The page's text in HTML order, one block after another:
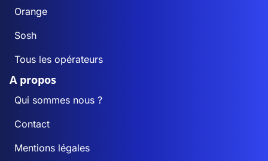
Orange
Sosh
Tous les opérateurs
A propos
Qui sommes nous ?
Contact
Mentions légales